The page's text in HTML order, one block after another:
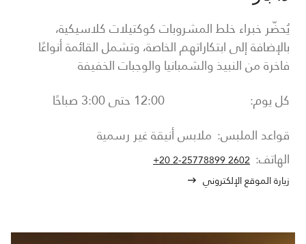
يُحضّر خبراء خلط المشروبات كوكتيلات كلاسيكية،
بالإضافة إلى ابتكاراتهم الخاصة، وتشمل القائمة أنواعًا
فاخرة من النبيذ والشمبانيا والوجبات الخفيفة
كل يوم:
12:00 حتى 3:00 صباحًا
قواعد الملبس: ملابس أنيقة غير رسمية
الهاتف: +20 2-25778899 2602
زيارة الموقع الإلكتروني